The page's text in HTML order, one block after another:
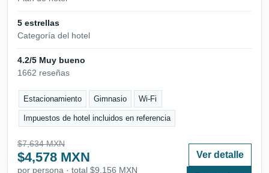
5 estrellas
Categoría del hotel
4.2/5 Muy bueno
1662 reseñas
Estacionamiento Gimnasio Wi-Fi
Impuestos de hotel incluidos en referencia
$7,634 MXN
$4,578 MXN
por persona · total $9,156 MXN
Ver detalle